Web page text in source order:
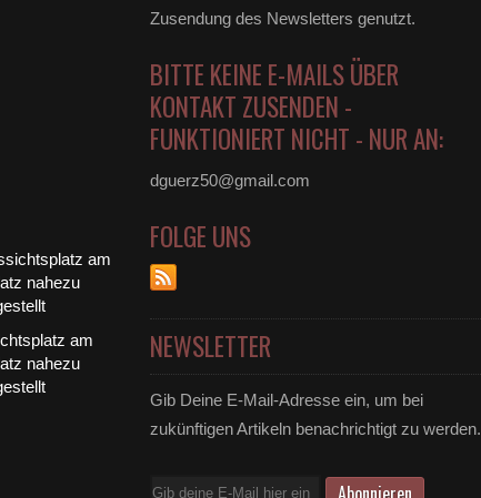
am
nahezu
Zusendung des Newsletters genutzt.
BITTE KEINE E-MAILS ÜBER
KONTAKT ZUSENDEN -
FUNKTIONIERT NICHT - NUR AN:
dguerz50@gmail.com
FOLGE UNS
NEWSLETTER
Gib Deine E-Mail-Adresse ein, um bei
zukünftigen Artikeln benachrichtigt zu werden.
E-